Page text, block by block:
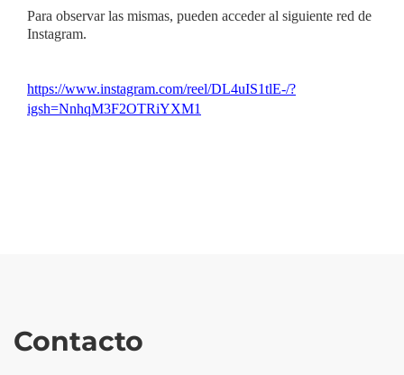
Para observar las mismas, pueden acceder al siguiente red de
Instagram.
https://www.instagram.com/reel/DL4uIS1tlE-/?
igsh=NnhqM3F2OTRiYXM1
Contacto